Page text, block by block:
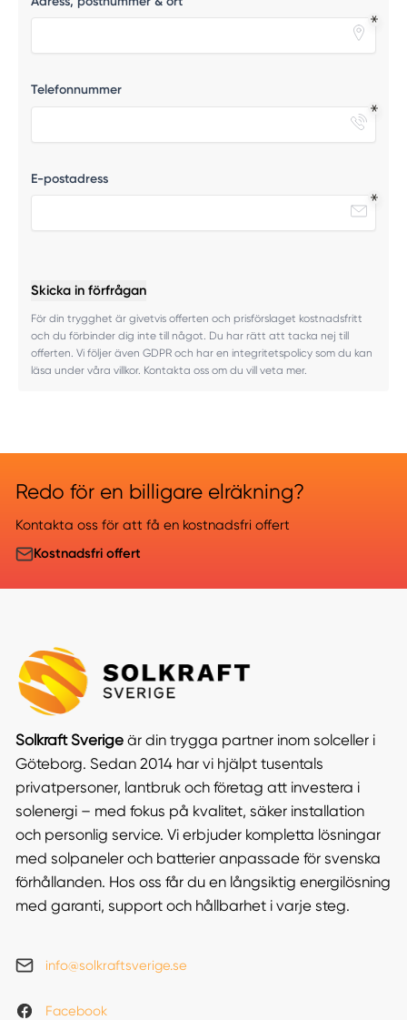
Telefonnummer
E-postadress
Skicka in förfrågan
För din trygghet är givetvis offerten och prisförslaget kostnadsfritt
och du förbinder dig inte till något. Du har rätt att tacka nej till
offerten. Vi följer även GDPR och har en integritetspolicy som du kan
läsa under våra villkor. Kontakta oss om du vill veta mer.
Redo för en billigare elräkning?
Kontakta oss för att få en kostnadsfri offert
Kostnadsfri offert
Solkraft Sverigeär din trygga partner inom solceller i
Göteborg. Sedan 2014 har vi hjälpt tusentals
privatpersoner, lantbruk och företag att investera i
solenergi – med fokus på kvalitet, säker installation
och personlig service. Vi erbjuder kompletta lösningar
med solpaneler och batterier anpassade för svenska
förhållanden. Hos oss får du en långsiktig energilösning
med garanti, support och hållbarhet i varje steg.
info@solkraftsverige.se
Facebook